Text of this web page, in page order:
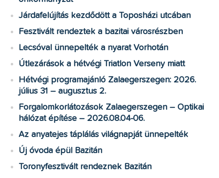
Járdafelújítás kezdődött a Toposházi utcában
Fesztivált rendeztek a bazitai városrészben
Lecsóval ünnepelték a nyarat Vorhotán
Útlezárások a hétvégi Triatlon Verseny miatt
Hétvégi programajánló Zalaegerszegen: 2026.
július 31 – augusztus 2.
Forgalomkorlátozások Zalaegerszegen – Optikai
hálózat építése – 2026.08.04-06.
Az anyatejes táplálás világnapját ünnepelték
Új óvoda épül Bazitán
Toronyfesztivált rendeznek Bazitán